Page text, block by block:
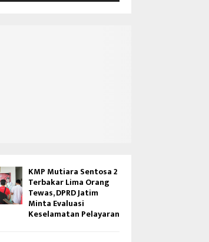
KMP Mutiara Sentosa 2
Terbakar Lima Orang
Tewas, DPRD Jatim
Minta Evaluasi
Keselamatan Pelayaran